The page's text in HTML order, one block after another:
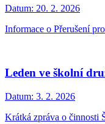
Datum: 20. 2. 2026
Informace o Přerušení
Leden ve školní
Datum: 3. 2. 2026
Krátká zpráva o činnosti